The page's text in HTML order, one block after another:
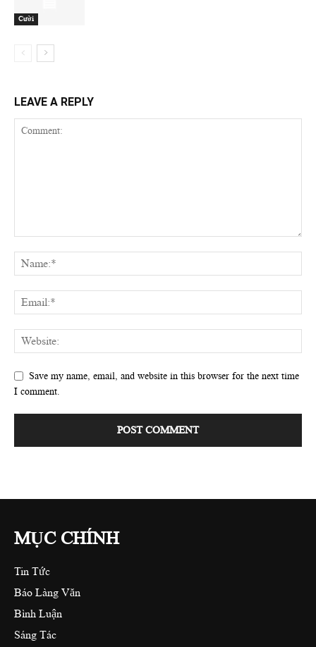
Cười
LEAVE A REPLY
Save my name, email, and website in this browser for the next time
I comment.
MỤC CHÍNH
Tin Tức
Báo Làng Văn
Bình Luận
Sáng Tác